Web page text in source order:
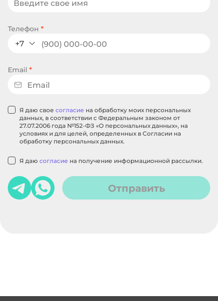
Телефон *
+7
Email *
Я даю свое согласие на обработку моих персональных
данных, в соответствии с Федеральным законом от
27.07.2006 года №152-ФЗ «О персональных данных», на
условиях и для целей, определенных в Согласии на
обработку персональных данных.
Я даю согласие на получение информационной рассылки.
Отправить